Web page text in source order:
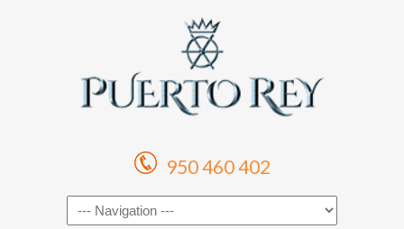
950 460 402